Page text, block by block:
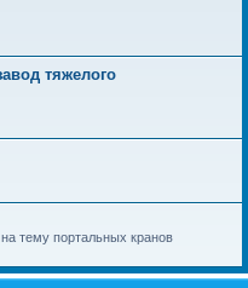
тяжелого
тему портальных кранов